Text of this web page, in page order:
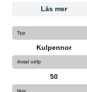
Läs mer
Typ
Kulpennor
Antal st/fp
50
Huv